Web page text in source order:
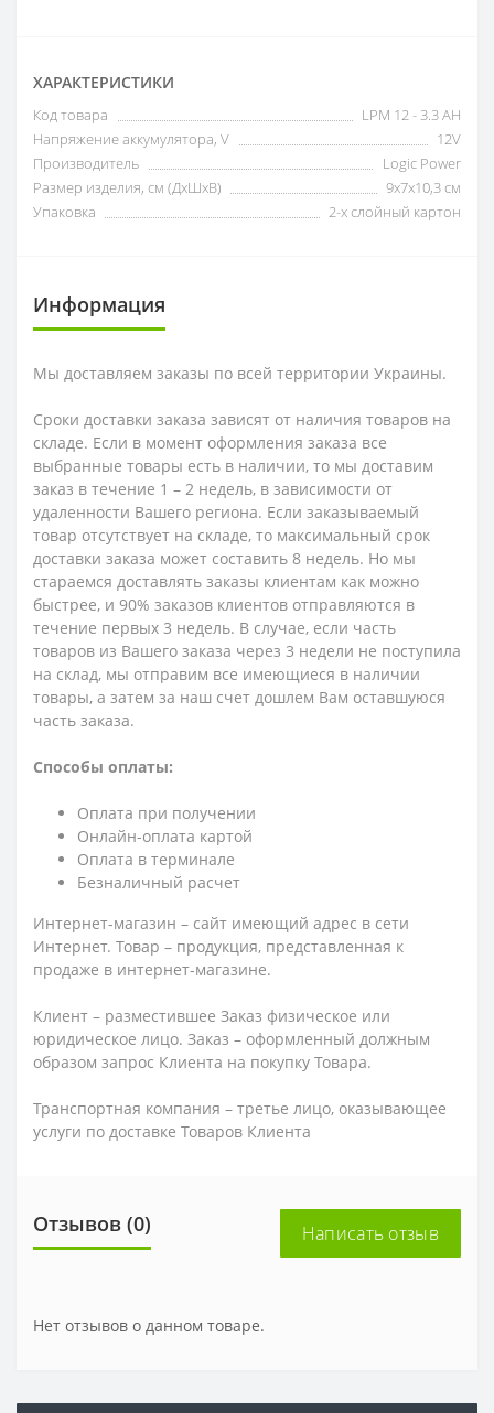
ХАРАКТЕРИСТИКИ
Код товара
LPM 12 - 3.3 AH
Напряжение аккумулятора, V
12V
Производитель
Logic Power
Размер изделия, см (ДxШxВ)
9х7х10,3 см
Упаковка
2-х слойный картон
Информация
Мы доставляем заказы по всей территории Украины.
Сроки доставки заказа зависят от наличия товаров на
складе. Если в момент оформления заказа все
выбранные товары есть в наличии, то мы доставим
заказ в течение 1 – 2 недель, в зависимости от
удаленности Вашего региона. Если заказываемый
товар отсутствует на складе, то максимальный срок
доставки заказа может составить 8 недель. Но мы
стараемся доставлять заказы клиентам как можно
быстрее, и 90% заказов клиентов отправляются в
течение первых 3 недель. В случае, если часть
товаров из Вашего заказа через 3 недели не поступила
на склад, мы отправим все имеющиеся в наличии
товары, а затем за наш счет дошлем Вам оставшуюся
часть заказа.
Способы оплаты:
Оплата при получении
Онлайн-оплата картой
Оплата в терминале
Безналичный расчет
Интернет-магазин – сайт имеющий адрес в сети
Интернет. Товар – продукция, представленная к
продаже в интернет-магазине.
Клиент – разместившее Заказ физическое или
юридическое лицо. Заказ – оформленный должным
образом запрос Клиента на покупку Товара.
Транспортная компания – третье лицо, оказывающее
услуги по доставке Товаров Клиента
Отзывов (0) Написать отзыв
Нет отзывов о данном товаре.